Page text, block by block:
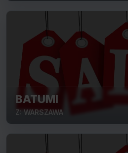
BATUMI
Z: WARSZAWA